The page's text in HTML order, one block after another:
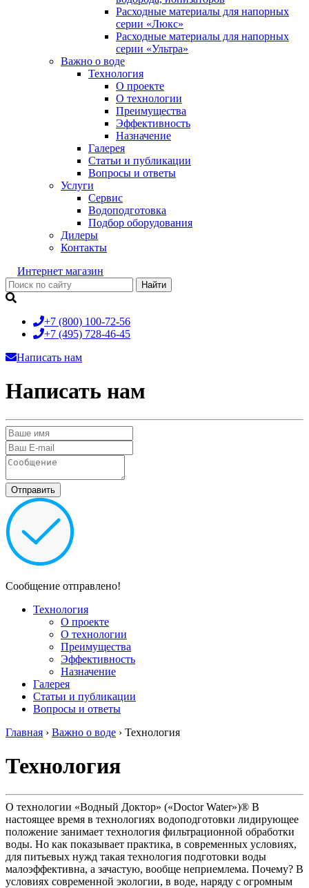
Расходные материалы для напорных
серии «Люкс»
Расходные материалы для напорных
серии «Ультра»
Важно о воде
Технология
О проекте
О технологии
Преимущества
Эффективность
Назначение
Галерея
Статьи и публикации
Вопросы и ответы
Услуги
Сервис
Водоподготовка
Подбор оборудования
Дилеры
Контакты
Интернет магазин
+7 (800) 100-72-56
+7 (495) 728-46-45
Написать нам
Написать нам
Сообщение отправлено!
Технология
О проекте
О технологии
Преимущества
Эффективность
Назначение
Галерея
Статьи и публикации
Вопросы и ответы
Главная › Важно о воде › Технология
Технология
О технологии «Водный Доктор» («Doctor Water»)® В
настоящее время в технологиях водоподготовки лидирующее
положение занимает технология фильтрационной обработки
воды. Но как показывает практика, в современных условиях,
для питьевых нужд такая технология подготовки воды
малоэффективна, а зачастую, вообще неприемлема. Почему? В
условиях современной экологии, в воде, наряду с огромным